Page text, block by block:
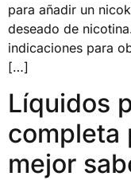
para añadir un
deseado de
indicaciones para
[…]
Líquidos
completa
mejor